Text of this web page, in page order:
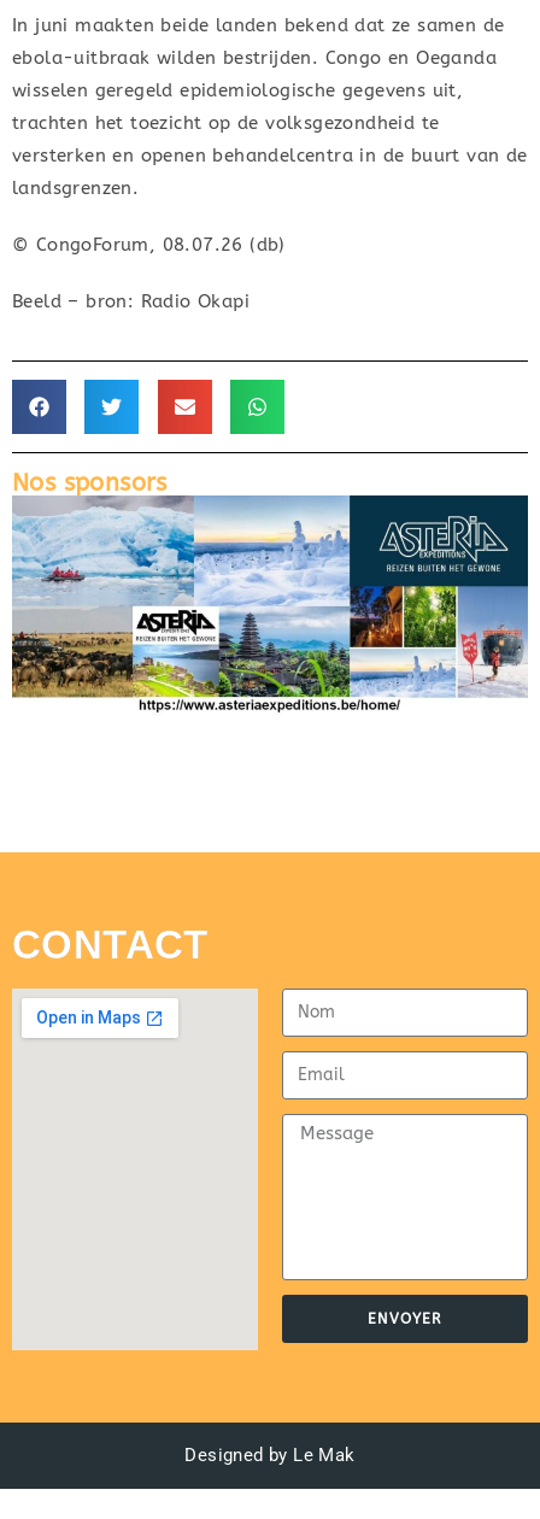
In juni maakten beide landen bekend dat ze samen de
ebola-uitbraak wilden bestrijden. Congo en Oeganda
wisselen geregeld epidemiologische gegevens uit,
trachten het toezicht op de volksgezondheid te
versterken en openen behandelcentra in de buurt van de
landsgrenzen.
© CongoForum, 08.07.26 (db)
Beeld – bron: Radio Okapi
Nos sponsors
CONTACT
ENVOYER
Designed by Le Mak